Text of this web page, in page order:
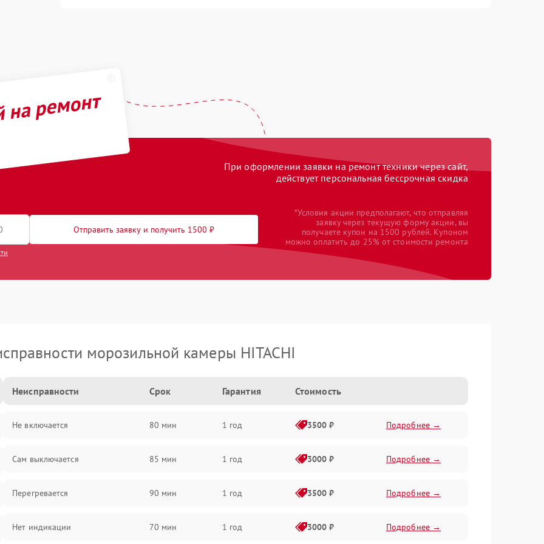
ремонт
При оформлении заявки на ремонт техники через сайт,
действует персональная бессрочная скидка
Отправить заявку и получить 1500 ₽
*Условия акции предполагают, что отправляя
заявку через текущую форму акции, вы
получаете купон на 1500 рублей. Купоном
можно оплатить до 25% от стоимости ремонта
морозильной камеры HITACHI
Неисправности Срок Гарантия Стоимость
Не включается 80 мин 1 год 3500 ₽ Подробнее →
Сам выключается 85 мин 1 год 3000 ₽ Подробнее →
Перегревается 90 мин 1 год 3500 ₽ Подробнее →
Нет индикации 70 мин 1 год 3000 ₽ Подробнее →